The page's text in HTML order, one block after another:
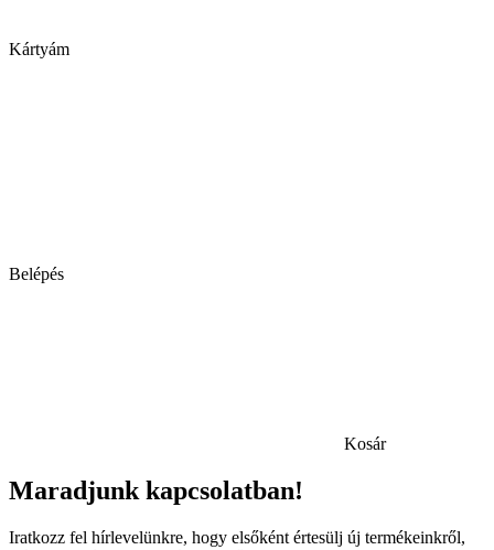
Kártyám
Belépés
Kosár
Maradjunk kapcsolatban!
Iratkozz fel hírlevelünkre, hogy elsőként értesülj új termékeinkről,